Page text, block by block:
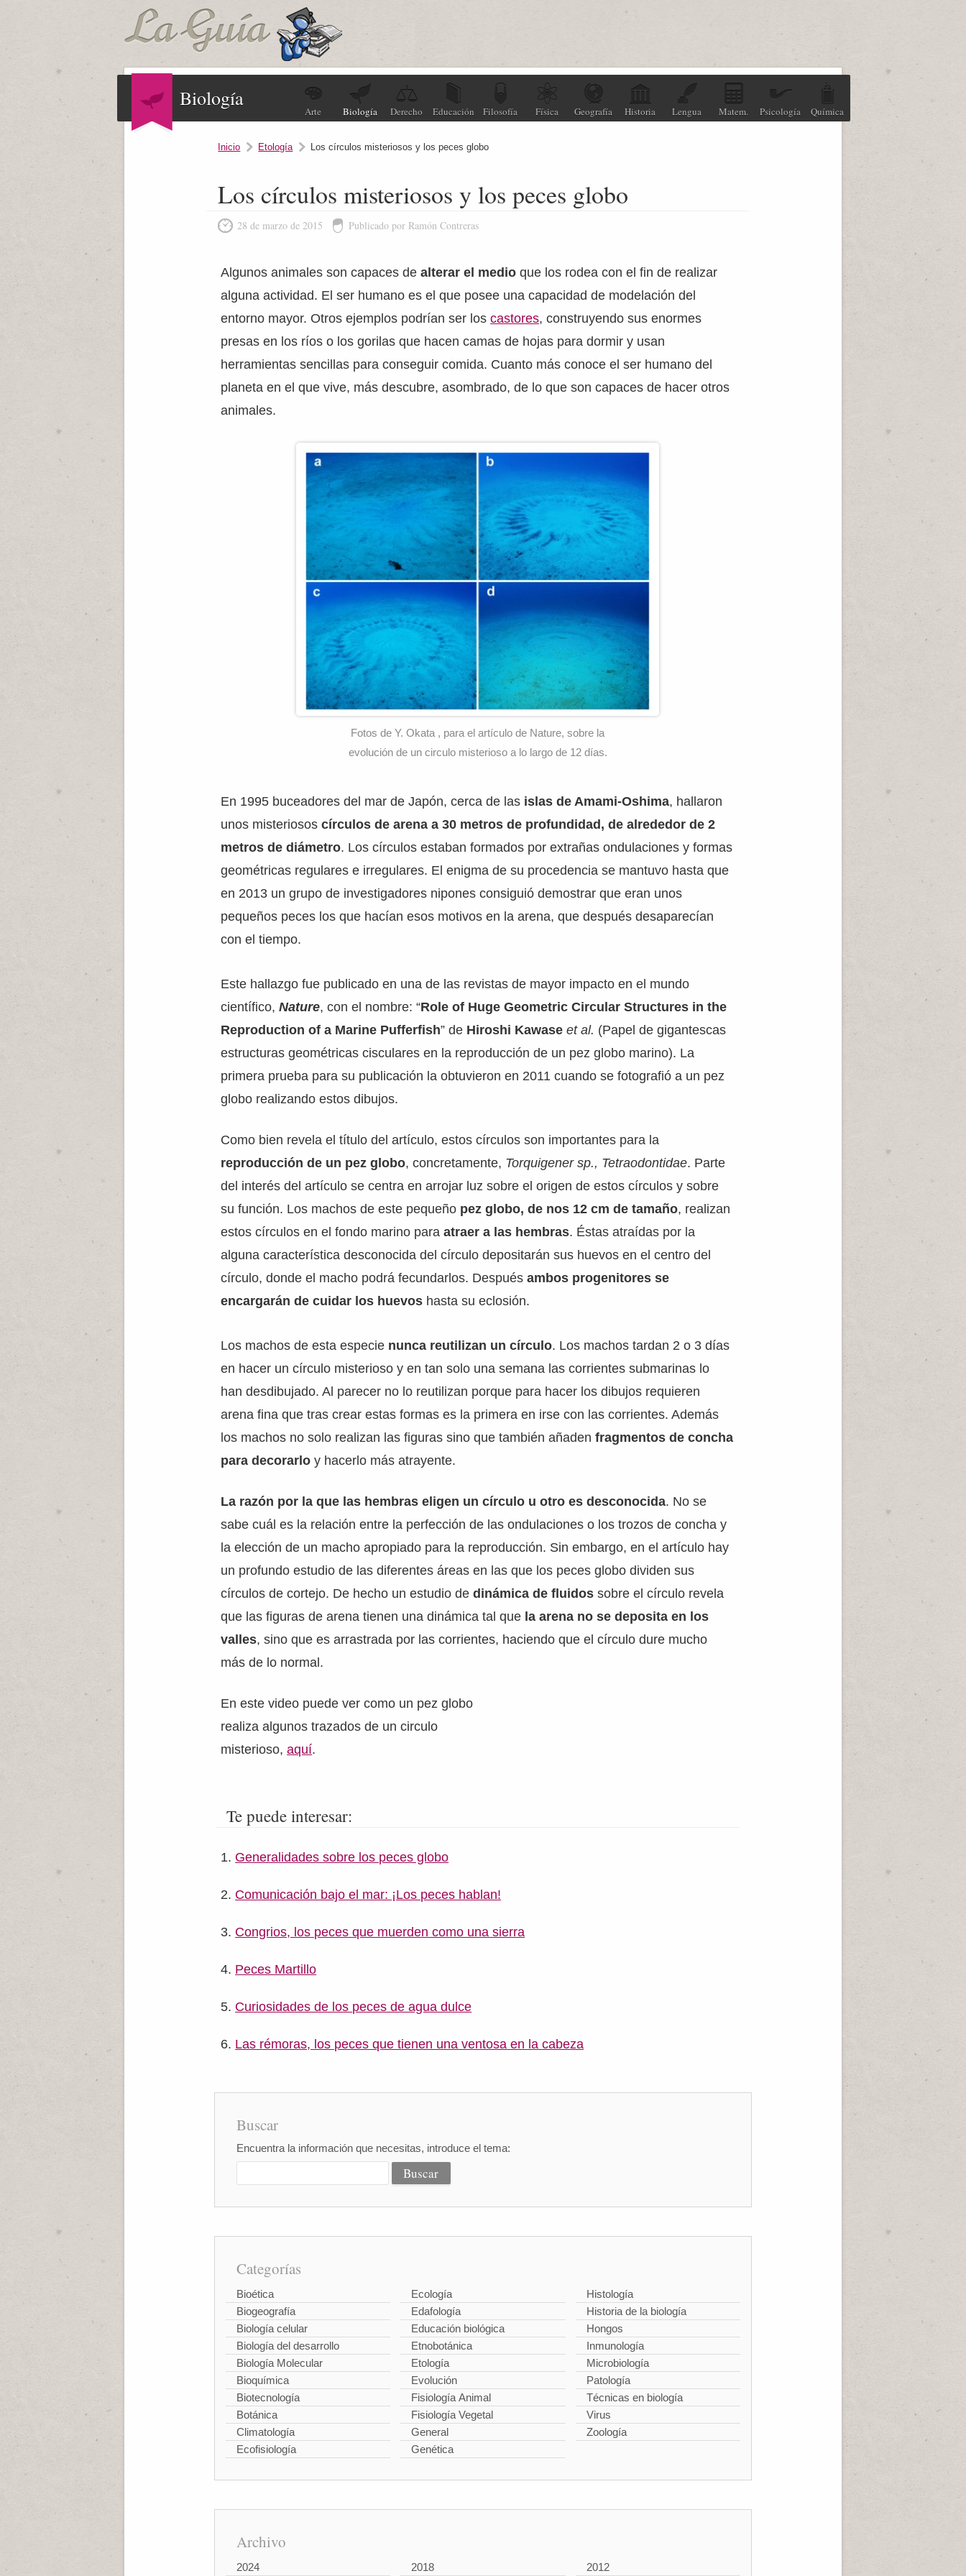
Biología
Arte Biología Derecho Educación Filosofía Física Geografía Historia Lengua Matem. Psicología Química
Inicio Etología Los círculos misteriosos y los peces globo
Los círculos misteriosos y los peces globo
28 de marzo de 2015 Publicado por Ramón Contreras
Algunos animales son capaces dealterar el medioque los rodea con el fin de realizar
alguna actividad. El ser humano es el que posee una capacidad de modelación del
entorno mayor. Otros ejemplos podrían ser loscastores, construyendo sus enormes
presas en los ríos o los gorilas que hacen camas de hojas para dormir y usan
herramientas sencillas para conseguir comida. Cuanto más conoce el ser humano del
planeta en el que vive, más descubre, asombrado, de lo que son capaces de hacer otros
animales.
Fotos de Y. Okata , para el artículo de Nature, sobre la
evolución de un circulo misterioso a lo largo de 12 días.
En 1995 buceadores del mar de Japón, cerca de las islas de Amami-Oshima, hallaron
unos misteriososcírculos de arena a 30 metros de profundidad, de alrededor de 2
metros de diámetro. Los círculos estaban formados por extrañas ondulaciones y formas
geométricas regulares e irregulares. El enigma de su procedencia se mantuvo hasta que
en 2013 un grupo de investigadores nipones consiguió demostrar que eran unos
pequeños peces los que hacían esos motivos en la arena, que después desaparecían
con el tiempo.
Este hallazgo fue publicado en una de las revistas de mayor impacto en el mundo
científico,Nature, con el nombre: “Role of Huge Geometric Circular Structures in the
Reproduction of a Marine Pufferfish” de Hiroshi Kawaseet al. (Papel de gigantescas
estructuras geométricas cisculares en la reproducción de un pez globo marino). La
primera prueba para su publicación la obtuvieron en 2011 cuando se fotografió a un pez
globo realizando estos dibujos.
Como bien revela el título del artículo, estos círculos son importantes para la
reproducción de un pez globo, concretamente, Torquigener sp., Tetraodontidae. Parte
del interés del artículo se centra en arrojar luz sobre el origen de estos círculos y sobre
su función. Los machos de este pequeño pez globo, de nos 12 cm de tamaño, realizan
estos círculos en el fondo marino paraatraer a las hembras. Éstas atraídas por la
alguna característica desconocida del círculo depositarán sus huevos en el centro del
círculo, donde el macho podrá fecundarlos. Despuésambos progenitores se
encargarán de cuidar los huevos hasta su eclosión.
Los machos de esta especie nunca reutilizan un círculo. Los machos tardan 2 o 3 días
en hacer un círculo misterioso y en tan solo una semana las corrientes submarinas lo
han desdibujado. Al parecer no lo reutilizan porque para hacer los dibujos requieren
arena fina que tras crear estas formas es la primera en irse con las corrientes. Además
los machos no solo realizan las figuras sino que también añadenfragmentos de concha
para decorarloy hacerlo más atrayente.
La razón por la que las hembras eligen un círculo u otro es desconocida. No se
sabe cuál es la relación entre la perfección de las ondulaciones o los trozos de concha y
la elección de un macho apropiado para la reproducción. Sin embargo, en el artículo hay
un profundo estudio de las diferentes áreas en las que los peces globo dividen sus
círculos de cortejo. De hecho un estudio dedinámica de fluidossobre el círculo revela
que las figuras de arena tienen una dinámica tal que la arena no se deposita en los
valles, sino que es arrastrada por las corrientes, haciendo que el círculo dure mucho
más de lo normal.
En este video puede ver como un pez globo
realiza algunos trazados de un circulo
misterioso,aquí.
Te puede interesar:
Generalidades sobre los peces globo
Comunicación bajo el mar: ¡Los peces hablan!
Congrios, los peces que muerden como una sierra
Peces Martillo
Curiosidades de los peces de agua dulce
Las rémoras, los peces que tienen una ventosa en la cabeza
Buscar
Encuentra la información que necesitas, introduce el tema:
Categorías
Bioética
Biogeografía
Biología celular
Biología del desarrollo
Biología Molecular
Bioquímica
Biotecnología
Botánica
Climatología
Ecofisiología
Ecología
Edafología
Educación biológica
Etnobotánica
Etología
Evolución
Fisiología Animal
Fisiología Vegetal
General
Genética
Histología
Historia de la biología
Hongos
Inmunología
Microbiología
Patología
Técnicas en biología
Virus
Zoología
Archivo
2024 2018 2012